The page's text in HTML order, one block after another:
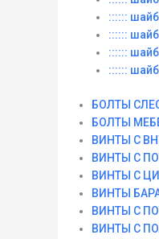
::::::
::::::
::::::
::::::
БОЛТЫ
БОЛТЫ
ВИНТЫ С
ВИНТЫ С
ВИНТЫ С
ВИНТЫ
ВИНТЫ С
ВИНТЫ С